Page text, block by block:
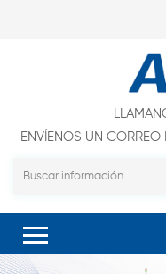
ENVÍENOS UN CORREO